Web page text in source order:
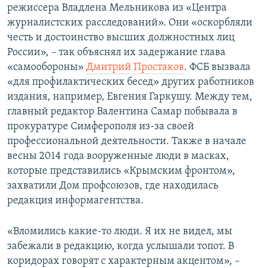
режиссера Владлена Мельникова из «Центра
журналистских расследований». Они «оскорбляли
честь и достоинство высших должностных лиц
России», – так объяснял их задержание глава
«самообороны» Дмитрий Простаков. ФСБ вызвала
«для профилактических бесед» других работников
издания, например, Евгения Гаркушу. Между тем,
главный редактор Валентина Самар побывала в
прокуратуре Симферополя из-за своей
профессиональной деятельности. Также в начале
весны 2014 года вооруженные люди в масках,
которые представились «Крымским фронтом»,
захватили Дом профсоюзов, где находилась
редакция информагентства.
«Вломились какие-то люди. Я их не видел, мы
забежали в редакцию, когда услышали топот. В
коридорах говорят с характерным акцентом», –